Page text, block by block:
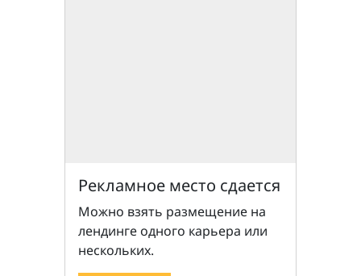
Рекламное место сдается
Можно взять размещение на
лендинге одного карьера или
нескольких.